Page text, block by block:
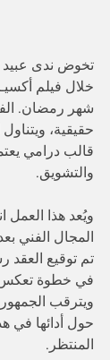
تخوض ندى عبيد
خلال فيلم
شهر رمضان.
حقيقية،
قالب درامي
والتشويق.
ويُعد هذا العمل
المجال الفني
تم توقيع العقد
في خطوة تعكس
ويترقب
حول أدائها في
المنتظر.